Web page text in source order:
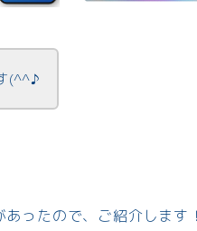
(^^♪
ったので、ご紹介します！